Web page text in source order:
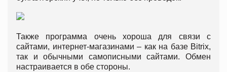
Также программа очень хороша для связи с
сайтами, интернет-магазинами – как на базе Bitrix,
так и обычными самописными сайтами. Обмен
настраивается в обе стороны.